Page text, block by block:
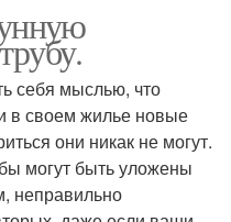
себя мыслью, что
в своем жилье новые
они никак не могут.
могут быть уложены
неправильно